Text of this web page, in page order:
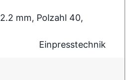
mm, Polzahl 40,
Einpresstechnik